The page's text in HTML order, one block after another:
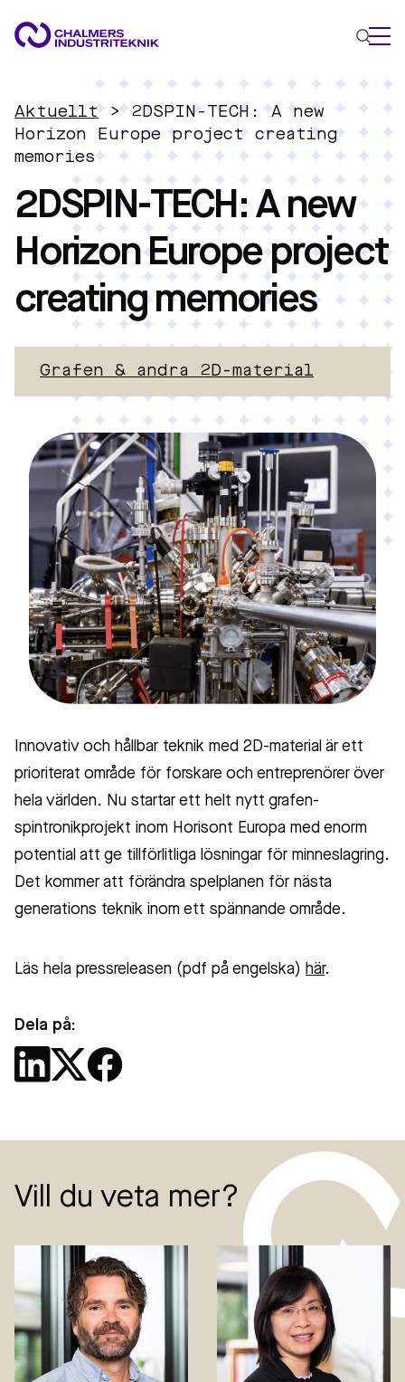
VAD VI GÖR
VÅRA EXPERTOMRÅDEN
Cirkulär ekonomi
Energi
Innovationsledning
Material
Tillämpad AI
AKTUELLT
OM OSS
KONTAKTA OSS
JOBBA HOS OSS
Aktuellt>2DSPIN-TECH: A new
Horizon Europe project creating
memories
2DSPIN-TECH: A new
Horizon Europe project
creating memories
Grafen & andra 2D-material
Innovativ och hållbar teknik med 2D-material är ett
prioriterat område för forskare och entreprenörer över
hela världen. Nu startar ett helt nytt grafen-
spintronikprojekt inom Horisont Europa med enorm
potential att ge tillförlitliga lösningar för minneslagring.
Det kommer att förändra spelplanen för nästa
generations teknik inom ett spännande område.
Läs hela pressreleasen (pdf på engelska) här.
Dela på:
Vill du veta mer?